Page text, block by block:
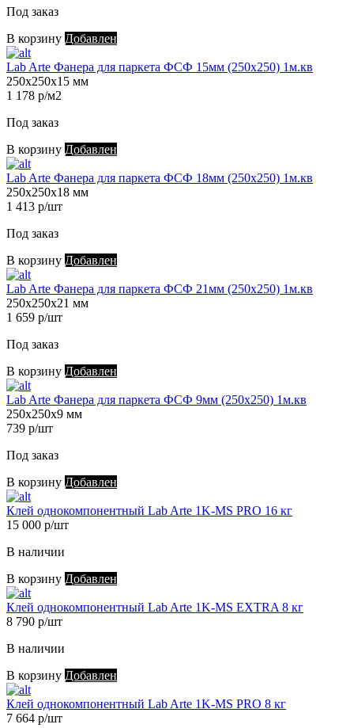
Под заказ
В корзину Добавлен
Lab Arte Фанера для паркета ФСФ 15мм (250х250) 1м.кв
250х250х15 мм
1 178 р/м2
Под заказ
В корзину Добавлен
Lab Arte Фанера для паркета ФСФ 18мм (250х250) 1м.кв
250х250х18 мм
1 413 р/шт
Под заказ
В корзину Добавлен
Lab Arte Фанера для паркета ФСФ 21мм (250х250) 1м.кв
250х250х21 мм
1 659 р/шт
Под заказ
В корзину Добавлен
Lab Arte Фанера для паркета ФСФ 9мм (250х250) 1м.кв
250х250х9 мм
739 р/шт
Под заказ
В корзину Добавлен
Клей однокомпонентный Lab Arte 1K-MS PRO 16 кг
15 000 р/шт
В наличии
В корзину Добавлен
Клей однокомпонентный Lab Arte 1K-MS EXTRA 8 кг
8 790 р/шт
В наличии
В корзину Добавлен
Клей однокомпонентный Lab Arte 1K-MS PRO 8 кг
7 664 р/шт